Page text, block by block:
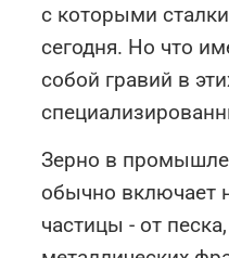
с которыми
сегодня. Но что
собой гравий в
Зерно в
обычно включает
частицы - от